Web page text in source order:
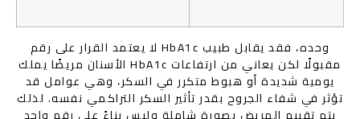
لا يعتمد القرار على رقم HbA1c وحده، فقد يقابل طبيب
الأسنان مريضًا يملك HbA1c مقبولًا لكن يعاني من ارتفاعات
يومية شديدة أو هبوط متكرر في السكر، وهي عوامل قد
تؤثر في شفاء الجروح بقدر تأثير السكر التراكمي نفسه. لذلك